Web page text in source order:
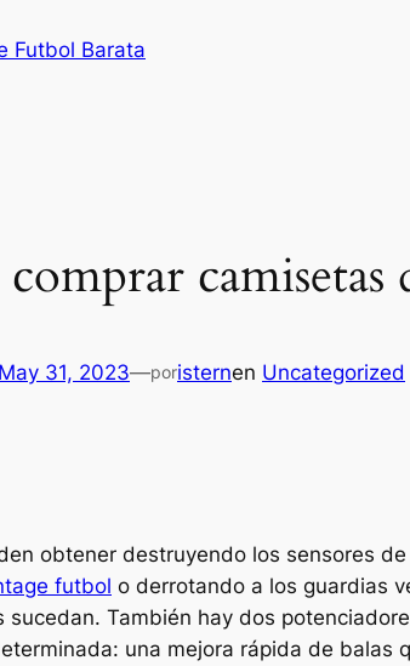
Futbol Barata
May 31, 2023—poristernen Uncategorized
obtener destruyendo los sensores
futbol o derrotando a los guardias
sucedan. También hay dos
una mejora rápida de balas